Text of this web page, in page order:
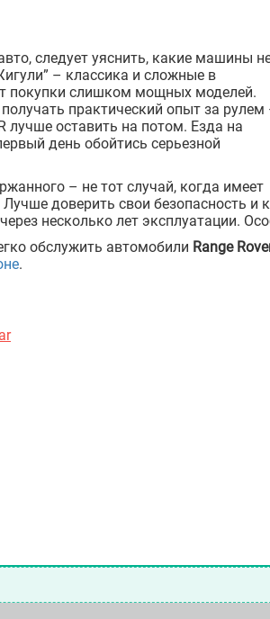
следует уяснить, какие машины
– классика и сложные в
покупки слишком мощных моделей.
практический опыт за рулем
лучше оставить на потом. Езда на
день обойтись серьезной
– не тот случай, когда имеет
доверить свои безопасность
несколько лет эксплуатации.
обслужить автомобили Range
.